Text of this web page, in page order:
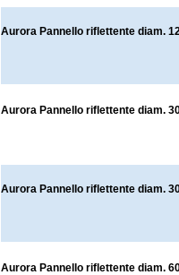
Aurora Pannello riflettente diam.
Aurora Pannello riflettente diam.
Aurora Pannello riflettente diam.
Aurora Pannello riflettente diam.